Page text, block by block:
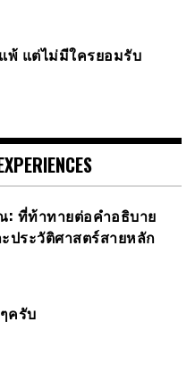
พ้ แต่ไม่มีใครยอมรับ
: ที่ท้าทายต่อคำอธิบาย
ประวัติศาสตร์สายหลัก
ครับ